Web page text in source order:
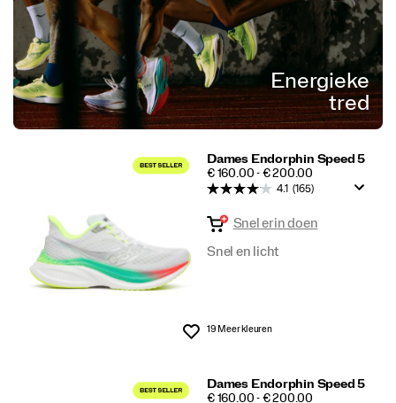
Energieke
tred
Dames Endorphin Speed 5
PRICE
€ 160.00 - € 200.00
Wenslijst
4.1 (165)
Snel erin doen
Snel en licht
19 Meer kleuren
Dames Endorphin Speed 5
PRICE
€ 160.00 - € 200.00